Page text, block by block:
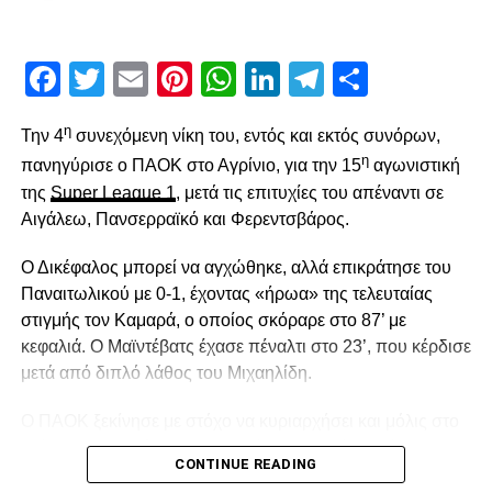
και προπονητών.
Τα 9 εκατομμύρια σε μεταγραφές, δανεισμούς και άλλα
τέτοια έξοδα.
Τα 21,1 εκατομμύρια σε τμήματα υποδομής, σε έξοδα
και μισθοδοσίες.
Τα 6,7 εκατομμύρια ευρώ σε αποπληρωμή φόρων.
Τα 3,4 εκατομμύρια ευρώ σε εγκαταστάσεις και υποδομές.
Τα 20,8 εκατομμύρια ευρώ σε αποπληρωμή
ληξιπρόθεσμων οφειλών που υπήρχαν μέχρι τον Ιούλιο
Ληξιπρόθεσμα προς ποδοσφαιριστές-προπονητές-
Facebook
Twitter
EmailPinterest
WhatsApp
LinkedIn
Telegram
Την 4ησυνεχόμενη νίκη του, εντός και εκτός συνόρων,
πανηγύρισε ο ΠΑΟΚ στο Αγρίνιο, για την 15ηαγωνιστική
της Super League 1, μετά τις επιτυχίες του απέναντι σε
Αιγάλεω, Πανσερραϊκό και Φερεντσβάρος.
Ο Δικέφαλος μπορεί να αγχώθηκε, αλλά επικράτησε του
Παναιτωλικού με 0-1, έχοντας «ήρωα» της τελευταίας
στιγμής τον Καμαρά, ο οποίος σκόραρε στο 87’ με
κεφαλιά. Ο Μαϊντέβατς έχασε πέναλτι στο 23’, που κέρδισε
μετά από διπλό λάθος του Μιχαηλίδη.
2′ έχασε την πρώτη του ευκαιρία. Ο Σορετίρε βρέθηκε σε
θέση βολής πλάγια μέσα στην περιοχή, πλάσαρε, αλλά
CONTINUE READING